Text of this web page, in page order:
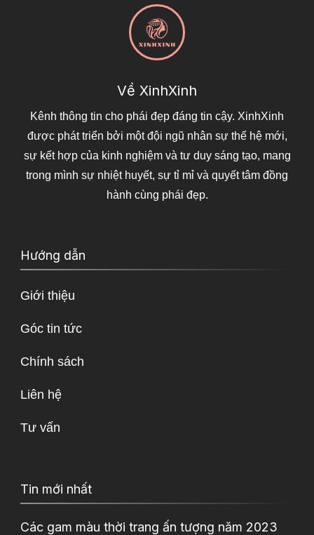
Về XinhXinh
Kênh thông tin cho phái đẹp đáng tin cậy. XinhXinh
được phát triển bởi một đội ngũ nhân sự thế hệ mới,
sự kết hợp của kinh nghiệm và tư duy sáng tạo, mang
trong mình sự nhiệt huyết, sự tỉ mỉ và quyết tâm đồng
hành cùng phái đẹp.
Hướng dẫn
Giới thiệu
Góc tin tức
Chính sách
Liên hệ
Tư vấn
Tin mới nhất
Các gam màu thời trang ấn tượng năm 2023